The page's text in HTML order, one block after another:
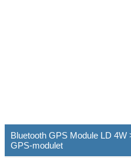
Bluetooth GPS Module LD 4W
GPS-modulet